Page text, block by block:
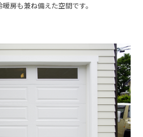
房も兼ね備えた空間です。